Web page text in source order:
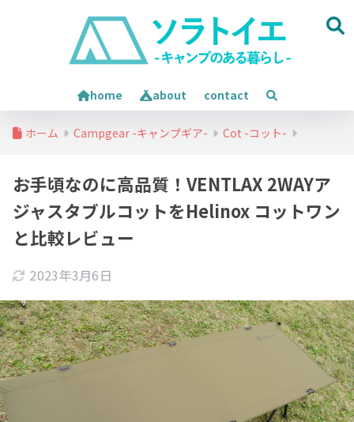
home about contact
ホーム Campgear -キャンプギア- Cot -コット-
お手頃なのに高品質！VENTLAX 2WAYア
ジャスタブルコットをHelinox コットワン
と比較レビュー
2023年3月6日